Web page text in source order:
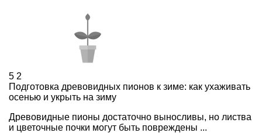
5 2
Подготовка древовидных пионов к зиме: как ухаживать
осенью и укрыть на зиму
Древовидные пионы достаточно выносливы, но листва
и цветочные почки могут быть повреждены ...